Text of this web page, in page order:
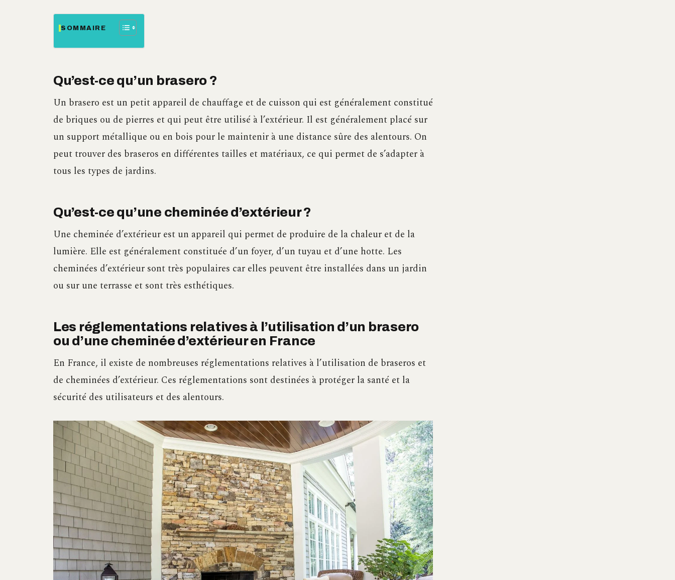
SOMMAIRE
Qu’est-ce qu’un brasero ?
Un brasero est un petit appareil de chauffage et de cuisson qui est généralement constitué
de briques ou de pierres et qui peut être utilisé à l’extérieur. Il est généralement placé sur
un support métallique ou en bois pour le maintenir à une distance sûre des alentours. On
peut trouver des braseros en différentes tailles et matériaux, ce qui permet de s’adapter à
tous les types de jardins.
Qu’est-ce qu’une cheminée d’extérieur ?
Une cheminée d’extérieur est un appareil qui permet de produire de la chaleur et de la
lumière. Elle est généralement constituée d’un foyer, d’un tuyau et d’une hotte. Les
cheminées d’extérieur sont très populaires car elles peuvent être installées dans un jardin
ou sur une terrasse et sont très esthétiques.
Les réglementations relatives à l’utilisation d’un brasero
ou d’une cheminée d’extérieur en France
En France, il existe de nombreuses réglementations relatives à l’utilisation de braseros et
de cheminées d’extérieur. Ces réglementations sont destinées à protéger la santé et la
sécurité des utilisateurs et des alentours.